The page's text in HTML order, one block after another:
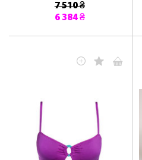
7 510 ₴
6 384 ₴